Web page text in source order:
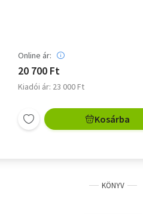
Online ár:
20 700 Ft
Kiadói ár: 23 000 Ft
Kosárba
KÖNYV